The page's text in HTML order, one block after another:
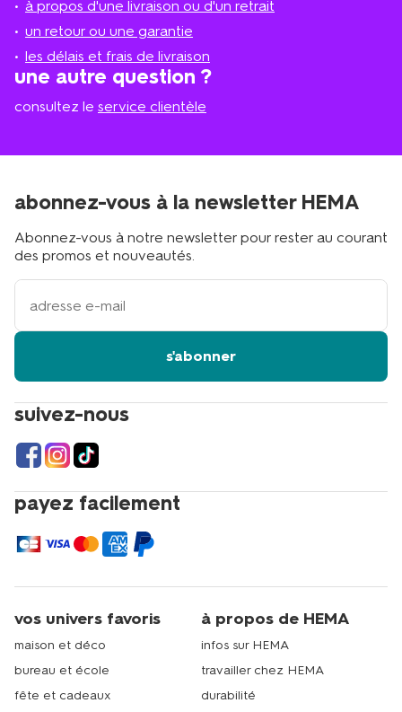
à propos d'une livraison ou d'un retrait
un retour ou une garantie
les délais et frais de livraison
une autre question ?
consultez le service clientèle
le
plus
proche
suivez-nous
payez facilement
abonnez-vous à la newsletter HEMA
Abonnez-vous à notre newsletter pour rester au courant
des promos et nouveautés.
votre
adresse
s'abonner
vos univers favoris
maison et déco
bureau et école
fête et cadeaux
à propos de HEMA
infos sur HEMA
travailler chez HEMA
durabilité